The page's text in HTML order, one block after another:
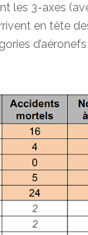
les 3-axes
en tête